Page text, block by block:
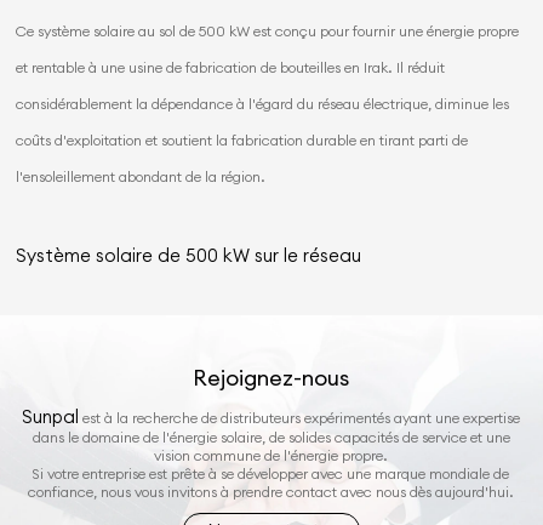
Ce système solaire au sol de 500 kW est conçu pour fournir une énergie propre
et rentable à une usine de fabrication de bouteilles en Irak. Il réduit
considérablement la dépendance à l'égard du réseau électrique, diminue les
coûts d'exploitation et soutient la fabrication durable en tirant parti de
l'ensoleillement abondant de la région.
Système solaire de 500 kW sur le réseau
Rejoignez-nous
Sunpal est à la recherche de distributeurs expérimentés ayant une expertise
dans le domaine de l'énergie solaire, de solides capacités de service et une
vision commune de l'énergie propre.
Si votre entreprise est prête à se développer avec une marque mondiale de
confiance, nous vous invitons à prendre contact avec nous dès aujourd'hui.